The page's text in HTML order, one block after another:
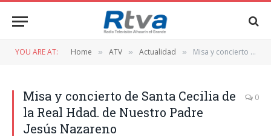
YOU ARE AT: Home » ATV » Actualidad » Misa y concierto de Santa Cecilia de la Real Hdad. de Nuestro Padre Jesús Nazareno
Misa y concierto de Santa Cecilia de
la Real Hdad. de Nuestro Padre
Jesús Nazareno
0